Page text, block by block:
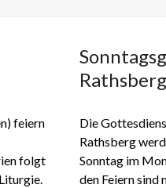
feiern
folgt
Die
Rathsberg
Sonntag im
den Feiern sind